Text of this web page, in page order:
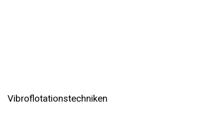
Vibroflotationstechniken